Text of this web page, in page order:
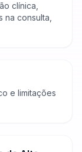
clínica,
consulta,
e limitações